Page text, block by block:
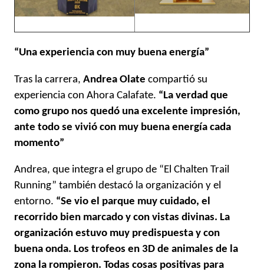
“Una experiencia con muy buena energía”
Tras la carrera, Andrea Olate compartió su
experiencia con Ahora Calafate. “La verdad que
como grupo nos quedó una excelente impresión,
ante todo se vivió con muy buena energía cada
momento”
Andrea, que integra el grupo de “El Chalten Trail
Running” también destacó la organización y el
entorno. “Se vio el parque muy cuidado, el
recorrido bien marcado y con vistas divinas. La
organización estuvo muy predispuesta y con
buena onda. Los trofeos en 3D de animales de la
zona la rompieron. Todas cosas positivas para